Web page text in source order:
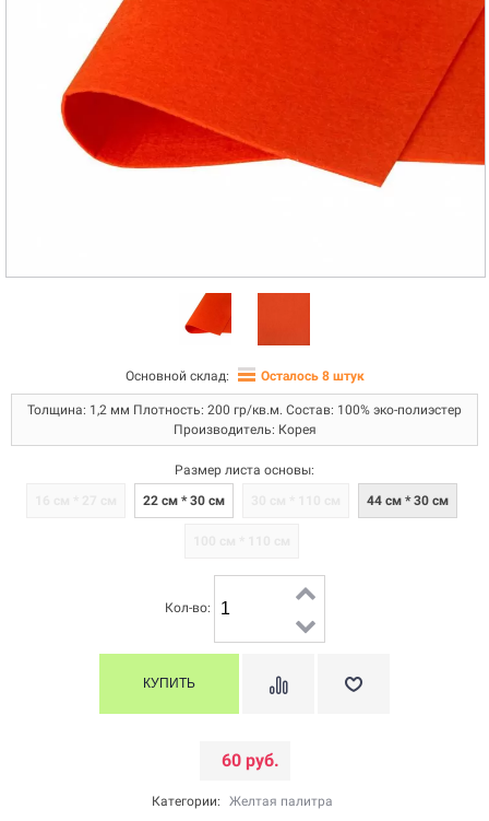
Основной склад: Осталось 8 штук
Толщина: 1,2 мм Плотность: 200 гр/кв.м. Состав: 100% эко-полиэстер
Производитель: Корея
Размер листа основы:
22 см * 30 см 44 см * 30 см
Кол-во:
60 руб.
Категории: Желтая палитра